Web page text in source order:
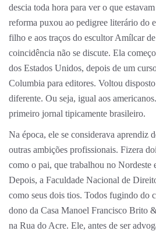
descia toda hora para ver o que
reforma puxou ao pedigree literário do
filho e aos traços do escultor Amílcar
coincidência não se discute. Ela
dos Estados Unidos, depois de um
Columbia para editores. Voltou
diferente. Ou seja, igual aos
primeiro jornal tipicamente brasileiro.
Na época, ele se considerava aprendiz
outras ambições profissionais. Fizera
como o pai, que trabalhou no Nordeste
Depois, a Faculdade Nacional de
como seus dois tios. Todos fugindo do
dono da Casa Manoel Francisco Brito
na Rua do Acre. Ele, antes de ser